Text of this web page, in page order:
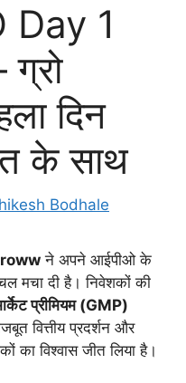
Day 1
दिन
के साथ
Bodhale
ने अपने आईपीओ के
मचा दी है। निवेशकों की
प्रीमियम (GMP)
वित्तीय प्रदर्शन और
का विश्वास जीत लिया है।